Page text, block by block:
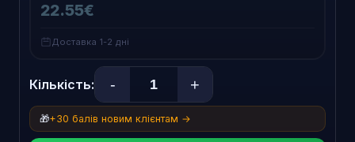
22.55€
Доставка 1-2 дні
Кількість: - +
🎁+30 балів новим клієнтам →